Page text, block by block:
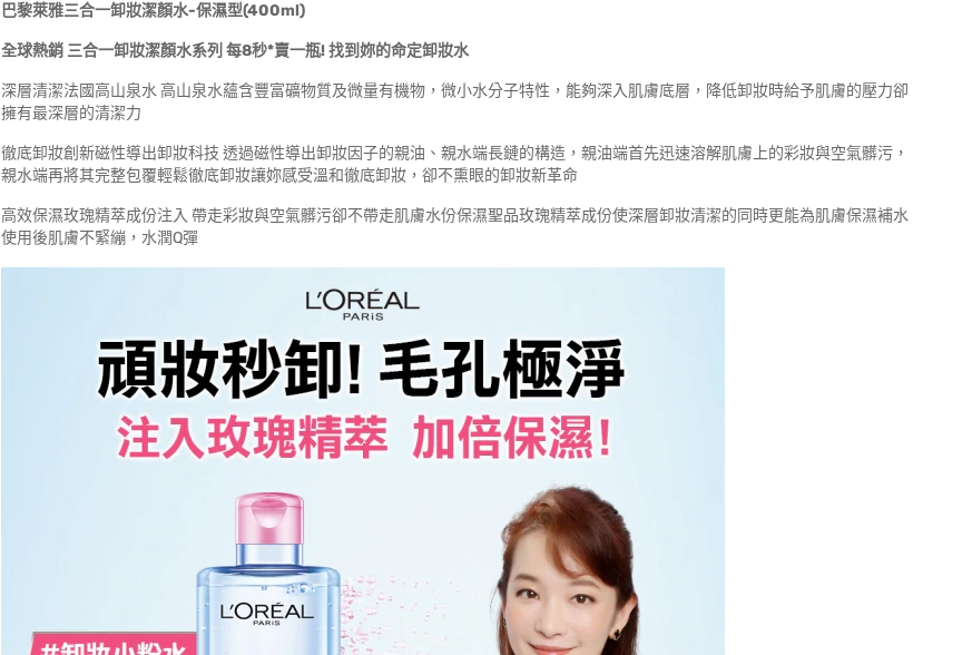
巴黎萊雅三合一卸妝潔顏水-保濕型(400ml)
全球熱銷 三合一卸妝潔顏水系列 每8秒*賣一瓶! 找到妳的命定卸妝水
深層清潔法國高山泉水 高山泉水蘊含豐富礦物質及微量有機物，微小水分子特性，能夠深入肌膚底層，降低卸妝時給予肌膚的壓力卻
擁有最深層的清潔力
徹底卸妝創新磁性導出卸妝科技 透過磁性導出卸妝因子的親油、親水端長鏈的構造，親油端首先迅速溶解肌膚上的彩妝與空氣髒污，
親水端再將其完整包覆輕鬆徹底卸妝讓妳感受溫和徹底卸妝，卻不熏眼的卸妝新革命
高效保濕玫瑰精萃成份注入 帶走彩妝與空氣髒污卻不帶走肌膚水份保濕聖品玫瑰精萃成份使深層卸妝清潔的同時更能為肌膚保濕補水
使用後肌膚不緊繃，水潤Q彈